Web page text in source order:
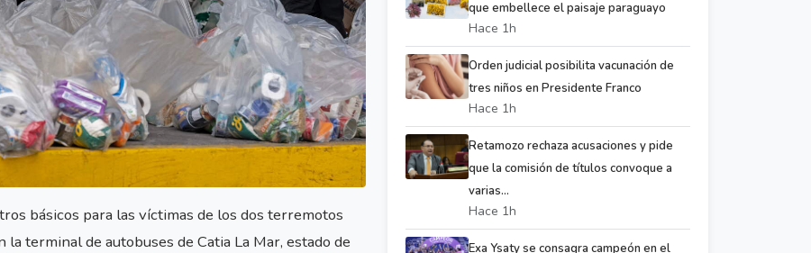
básicos para las víctimas de los dos terremotos
terminal de autobuses de Catia La Mar, estado de
que embellece el paisaje paraguayo
Hace 1h
Orden judicial posibilita vacunación de
tres niños en Presidente Franco
Hace 1h
Retamozo rechaza acusaciones y pide
que la comisión de títulos convoque a
varias...
Hace 1h
Exa Ysaty se consagra campeón en el